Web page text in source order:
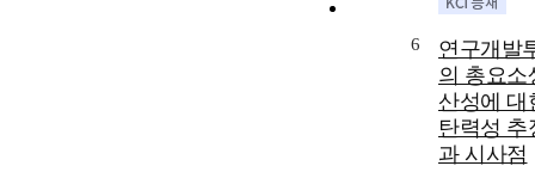
6
연구개발
의 총요소
산성에 대
탄력성 추
과 시사점